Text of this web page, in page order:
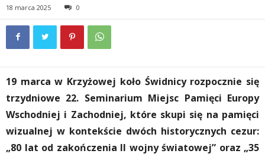
18 marca 2025 0
19 marca w Krzyżowej koło Świdnicy rozpocznie się
trzydniowe 22. Seminarium Miejsc Pamięci Europy
Wschodniej i Zachodniej, które skupi się na pamięci
wizualnej w kontekście dwóch historycznych cezur:
„80 lat od zakończenia II wojny światowej” oraz „35